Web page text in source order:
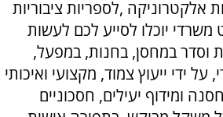
אלקטרוניקה ,לספריות ציבוריות
משרדי יוכלו לסייע לכם לעשות
וסדר במחסן, בחנות, במפעל,
על ידי ייעוץ צמוד, מקצועי ואיכותי
ומידוף יעילים, חסכוניים